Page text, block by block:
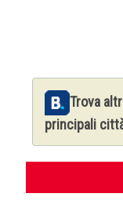
Trova
principali